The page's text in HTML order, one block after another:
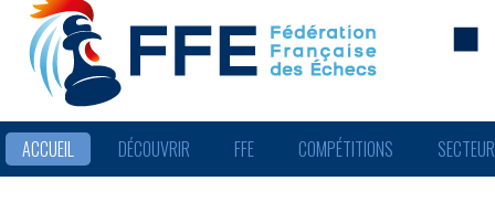
ACCUEIL DÉCOUVRIR FFE COMPÉTITIONS